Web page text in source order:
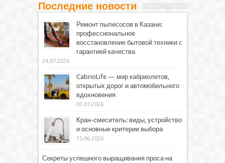
Последние новости
Ремонт пылесосов в Казани:
профессиональное
восстановление бытовой техники с
гарантией качества
24.07.2026
CabrioLife — мир кабриолетов,
открытых дорог и автомобильного
вдохновения
03.07.2026
Кран-смеситель: виды, устройство
и основные критерии выбора
15.06.2026
Секреты успешного выращивания проса на